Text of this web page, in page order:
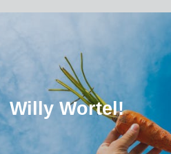
Willy Wortel!